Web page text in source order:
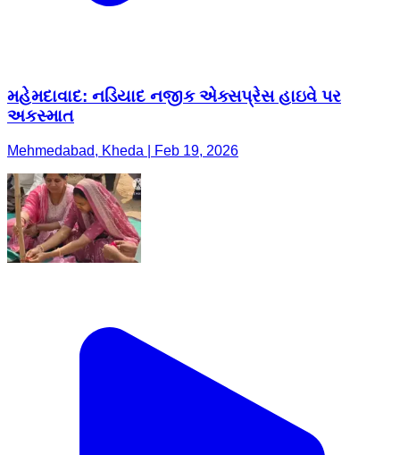
મહેમદાવાદ: નડિયાદ નજીક એક્સપ્રેસ હાઇવે પર
અકસ્માત
Mehmedabad, Kheda | Feb 19, 2026